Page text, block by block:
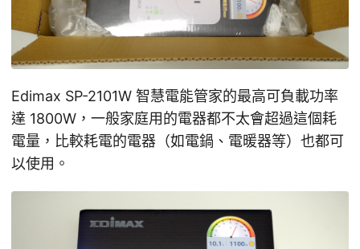
Edimax SP-2101W 智慧電能管家的最高可負載功率
達 1800W，一般家庭用的電器都不太會超過這個耗
電量，比較耗電的電器（如電鍋、電暖器等）也都可
以使用。